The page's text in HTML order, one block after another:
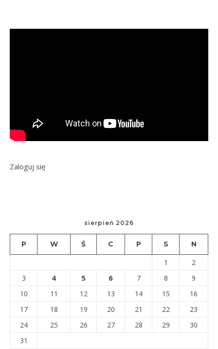
Zaloguj się
sierpień 2026
P W Ś C P S N
1
2
3
4 5 6 7 8
9
10
11 12 13 14 15
16
17
18 19 20 21 22
23
24
25 26 27 28 29
30
31